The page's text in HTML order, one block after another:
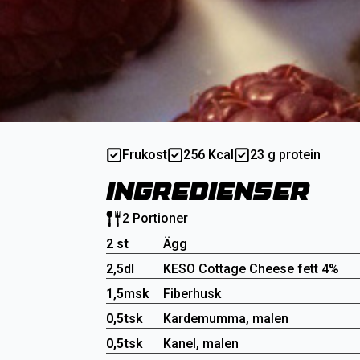
Frukost 256 Kcal 23 g protein
Ingredienser
2 Portioner
2 st
Ägg
2,5dl
KESO Cottage Cheese fett 4%
1,5msk
Fiberhusk
0,5tsk
Kardemumma, malen
0,5tsk
Kanel, malen